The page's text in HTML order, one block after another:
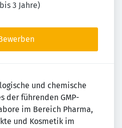
3 Jahre)
und chemische
der führenden GMP-
im Bereich Pharma,
und Kosmetik im